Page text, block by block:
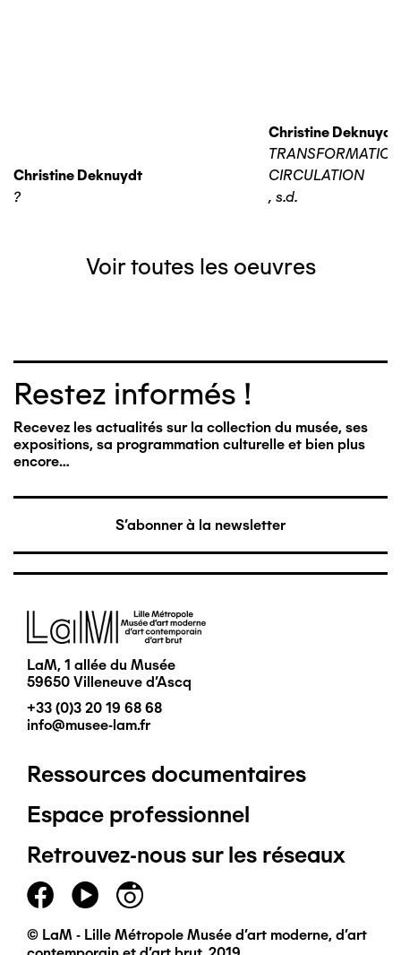
Christine Deknuydt
?
Christine Deknuydt
TRANSFORMATION
CIRCULATION
, s.d.
Voir toutes les oeuvres
Restez informés !
Recevez les actualités sur la collection du musée, ses
expositions, sa programmation culturelle et bien plus
encore…
S'abonner à la newsletter
Image
LaM, 1 allée du Musée
59650 Villeneuve d'Ascq
+33 (0)3 20 19 68 68
info@musee-lam.fr
Pied
de
page
principal
Ressources documentaires
Espace professionnel
Retrouvez-nous sur les réseaux
© LaM - Lille Métropole Musée d'art moderne, d'art